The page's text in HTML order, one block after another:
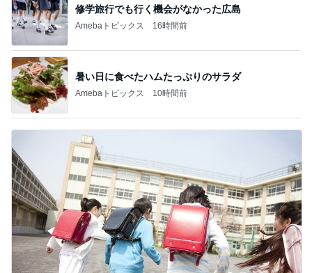
修学旅行でも行く機会がなかった広島
Amebaトピックス 16時間前
暑い日に食べたハムたっぷりのサラダ
Amebaトピックス 10時間前